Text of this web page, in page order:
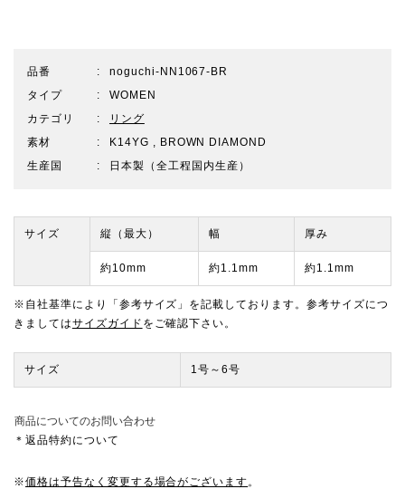
品番
noguchi-NN1067-BR
タイプ
WOMEN
カテゴリ
リング
素材
K14YG , BROWN DIAMOND
生産国
日本製（全工程国内生産）
サイズ 縦（最大） 幅 厚み
約10mm 約1.1mm 約1.1mm
※自社基準により「参考サイズ」を記載しております。参考サイズにつ
きましてはサイズガイド をご確認下さい。
サイズ 1号～6号
商品についてのお問い合わせ
＊返品特約について
※価格は予告なく変更する場合がございます 。